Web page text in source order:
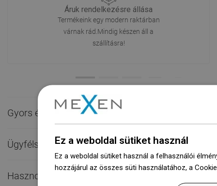
Áruk rendelkezésre állása
Termékeink egy modern raktárban
várnak rád.Mindig készen áll a
szállításra!
Gyors érintkezés
Ügyfélszolgálat
Hasznos linkek
Ez a weboldal sütiket használ
Ez a weboldal sütiket használ a felhasználói
hozzájárul az összes süti használatához, a